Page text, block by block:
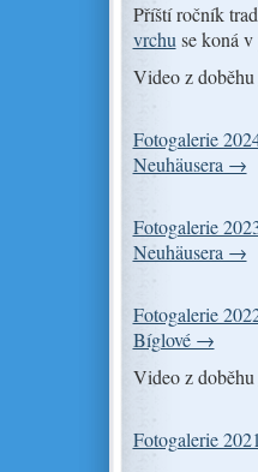
Příští ročník
vrchu se koná
Video z doběhu
Fotogalerie
Neuhäusera →
Fotogalerie
Neuhäusera →
Fotogalerie
Bíglové →
Video z doběhu
Fotogalerie